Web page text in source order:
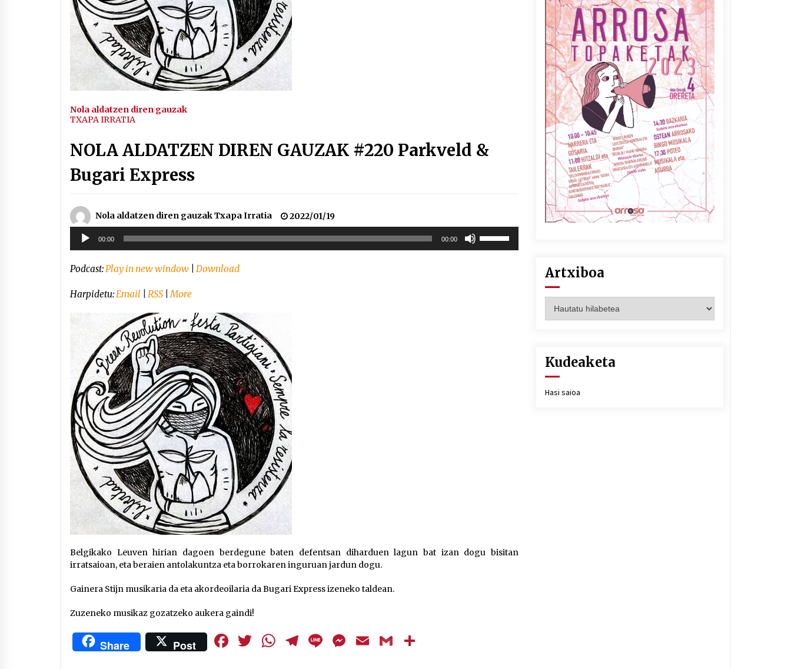
Arrosaren IX. Topaketak –
Mila esker guztioi!
2021/11/11
Azaroak 6 Iurretan Arrosa
sarearen IX. topaketak
2021/10/04
Segura irratian Arrosaren 20
urteez
Berria egunkarian
elkarrizketa Arrosaren 20
urteez
2021/07/06
saioan Arrosaren 20 urteez
2021/07/03
Arrosaren laburpen bideoa
Hamaika Telebistaren eskutik
2021/06/30
Nola aldatzen diren gauzak
TXAPA IRRATIA
NOLA ALDATZEN DIREN GAUZAK #220 Parkveld &
Bugari Express
Nola aldatzen diren gauzak Txapa Irratia
2022/01/19
Soinu
erreproduzigailua
00:00 00:00
Podcast:Play in new window Download
Harpidetu:Email RSS |More
Belgikako Leuven hirian dagoen berdegune baten defentsan diharduen lagun bat izan dogu bisitan
irratsaioan, eta beraien antolakuntza eta borrokaren inguruan jardun dogu.
Gainera Stijn musikaria da eta akordeoilaria da Bugari Express izeneko taldean.
Zuzeneko musikaz gozatzeko aukera gaindi!
Share Post Facebook
Twitter
WhatsApp
Telegram
LineMessenger
EmailGmail
Artxiboa
Kudeaketa
Hasi saioa